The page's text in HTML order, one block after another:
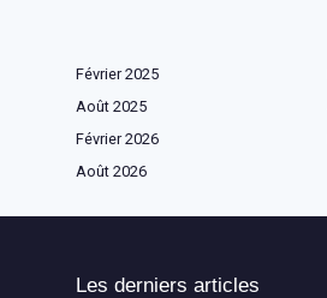
Février 2025
Août 2025
Février 2026
Août 2026
Les derniers articles